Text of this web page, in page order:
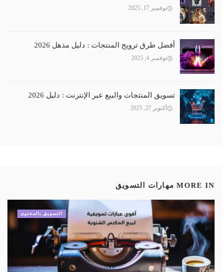
نوفمبر 17, 2025
أفضل طرق ترويج المنتجات : دليل مذهل 2026
نوفمبر 4, 2025
تسويق المنتجات والبيع عبر الإنترنت : دليل 2026
أكتوبر 27, 2025
MORE IN مهارات التسويق
التسويق بالمحتوى